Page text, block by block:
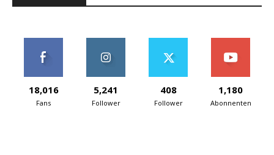
18,016
Fans
5,241
Follower
408
Follower
1,180
Abonnenten